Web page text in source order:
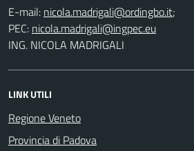
E-mail:
;
PEC:
ING. NICOLA MADRIGALI
LINK UTILI
Regione Veneto
Provincia di Padova